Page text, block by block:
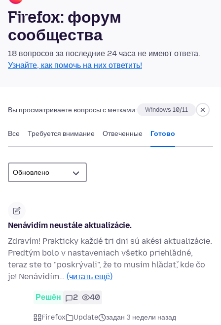
Firefox: форум
сообщества
18 вопросов за последние 24 часа не имеют ответа.
Узнайте, как помочь на них ответить!
Вы просматриваете вопросы с метками: Windows 10/11
Все Требуется внимание Отвеченные Готово
Nenávidím neustále aktualizácie.
Zdravím! Prakticky každé tri dni sú akési aktualizácie.
Predtým bolo v nastaveniach všetko priehľadné,
teraz ste to "poskrývali", že to musím hľadať, kde čo
je! Nenávidím… (читать ещё)
Решён 2 40
Firefox Update
задан 3 недели назад